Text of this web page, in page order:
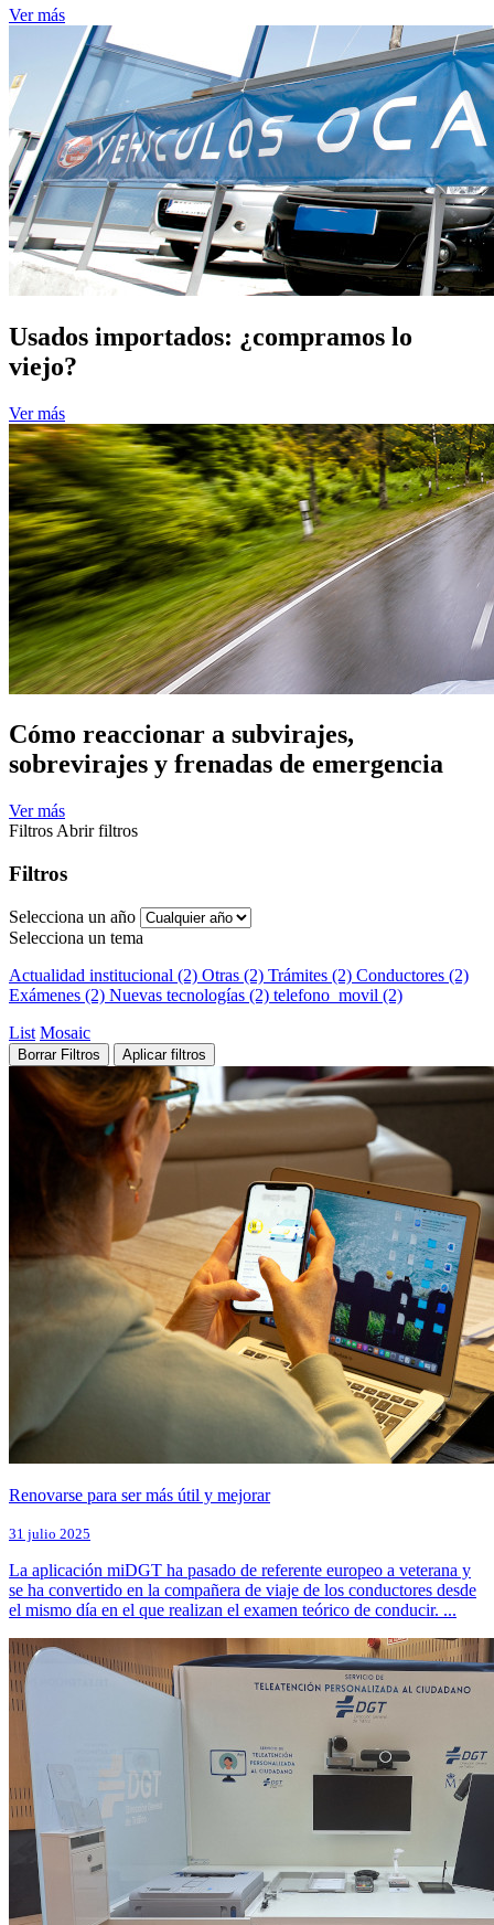
Ver más
Usados importados: ¿compramos lo
viejo?
Ver más
Cómo reaccionar a subvirajes,
sobrevirajes y frenadas de emergencia
Ver más
Filtros Abrir filtros
Filtros
Selecciona un año
Selecciona un tema
Actualidad institucional (2) Otras (2) Trámites (2) Conductores (2)
Exámenes (2) Nuevas tecnologías (2) telefono_movil (2)
List Mosaic
Borrar Filtros Aplicar filtros
Renovarse para ser más útil y mejorar
31 julio 2025
La aplicación miDGT ha pasado de referente europeo a veterana y
se ha convertido en la compañera de viaje de los conductores desde
el mismo día en el que realizan el examen teórico de conducir. ...